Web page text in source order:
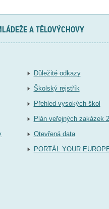
A TĚLOVÝCHOVY
Důležité odkazy
Školský rejstřík
Přehled vysokých škol
Plán veřejných zakázek
Otevřená data
PORTÁL YOUR